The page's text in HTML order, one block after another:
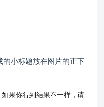
小标题放在图片的正下
果你得到结果不一样，请